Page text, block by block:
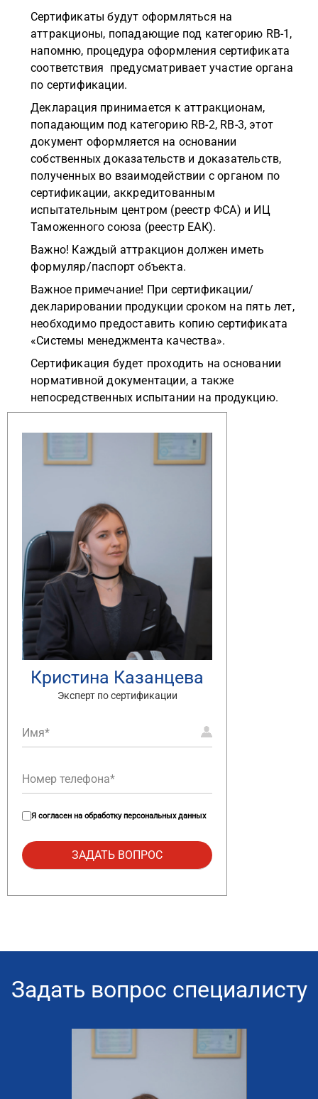
Сертификаты будут оформляться на
аттракционы, попадающие под категорию RB-1,
напомню, процедура оформления сертификата
соответствия предусматривает участие органа
по сертификации.
Декларация принимается к аттракционам,
попадающим под категорию RB-2, RB-3, этот
документ оформляется на основании
собственных доказательств и доказательств,
полученных во взаимодействии с органом по
сертификации, аккредитованным
испытательным центром (реестр ФСА) и ИЦ
Таможенного союза (реестр ЕАК).
Важно! Каждый аттракцион должен иметь
формуляр/паспорт объекта.
Важное примечание! При сертификации/
декларировании продукции сроком на пять лет,
необходимо предоставить копию сертификата
«Системы менеджмента качества».
Сертификация будет проходить на основании
нормативной документации, а также
непосредственных испытании на продукцию.
Кристина Казанцева
Эксперт по сертификации
Я согласен на обработку персональных данных
Задать вопрос специалисту